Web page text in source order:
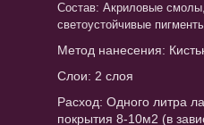
Состав: Акриловые
светоустойчивые
Метод нанесения:
Слои: 2 слоя
Расход: Одного литра
покрытия 8-10м2 (в